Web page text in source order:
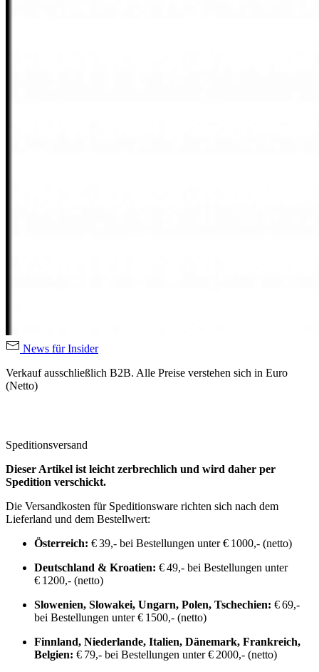
News für Insider
Verkauf ausschließlich B2B. Alle Preise verstehen sich in Euro
(Netto)
Speditionsversand
Dieser Artikel ist leicht zerbrechlich und wird daher per
Spedition verschickt.
Die Versandkosten für Speditionsware richten sich nach dem
Lieferland und dem Bestellwert:
Österreich: € 39,- bei Bestellungen unter € 1000,- (netto)
Deutschland & Kroatien: € 49,- bei Bestellungen unter
€ 1200,- (netto)
Slowenien, Slowakei, Ungarn, Polen, Tschechien: € 69,-
bei Bestellungen unter € 1500,- (netto)
Finnland, Niederlande, Italien, Dänemark, Frankreich,
Belgien: € 79,- bei Bestellungen unter € 2000,- (netto)